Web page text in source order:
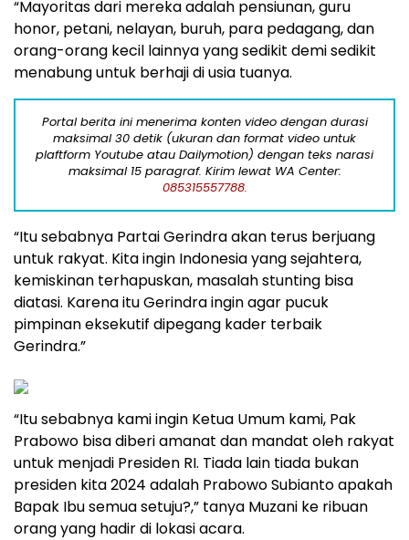
“Mayoritas dari mereka adalah pensiunan, guru
honor, petani, nelayan, buruh, para pedagang, dan
orang-orang kecil lainnya yang sedikit demi sedikit
menabung untuk berhaji di usia tuanya.
Portal berita ini menerima konten video dengan durasi
maksimal 30 detik (ukuran dan format video untuk
plaftform Youtube atau Dailymotion) dengan teks narasi
maksimal 15 paragraf. Kirim lewat WA Center:
085315557788.
“Itu sebabnya Partai Gerindra akan terus berjuang
untuk rakyat. Kita ingin Indonesia yang sejahtera,
kemiskinan terhapuskan, masalah stunting bisa
diatasi. Karena itu Gerindra ingin agar pucuk
pimpinan eksekutif dipegang kader terbaik
Gerindra.”
“Itu sebabnya kami ingin Ketua Umum kami, Pak
Prabowo bisa diberi amanat dan mandat oleh rakyat
untuk menjadi Presiden RI. Tiada lain tiada bukan
presiden kita 2024 adalah Prabowo Subianto apakah
Bapak Ibu semua setuju?,” tanya Muzani ke ribuan
orang yang hadir di lokasi acara.